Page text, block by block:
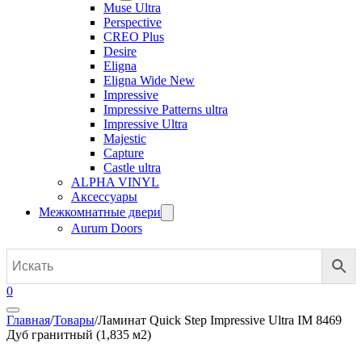
Muse Ultra
Perspective
CREO Plus
Desire
Eligna
Eligna Wide New
Impressive
Impressive Patterns ultra
Impressive Ultra
Majestic
Capture
Castle ultra
ALPHA VINYL
Аксессуары
Межкомнатные двери
Aurum Doors
0
Главная/Товары/Ламинат Quick Step Impressive Ultra IM 8469
Дуб гранитный (1,835 м2)